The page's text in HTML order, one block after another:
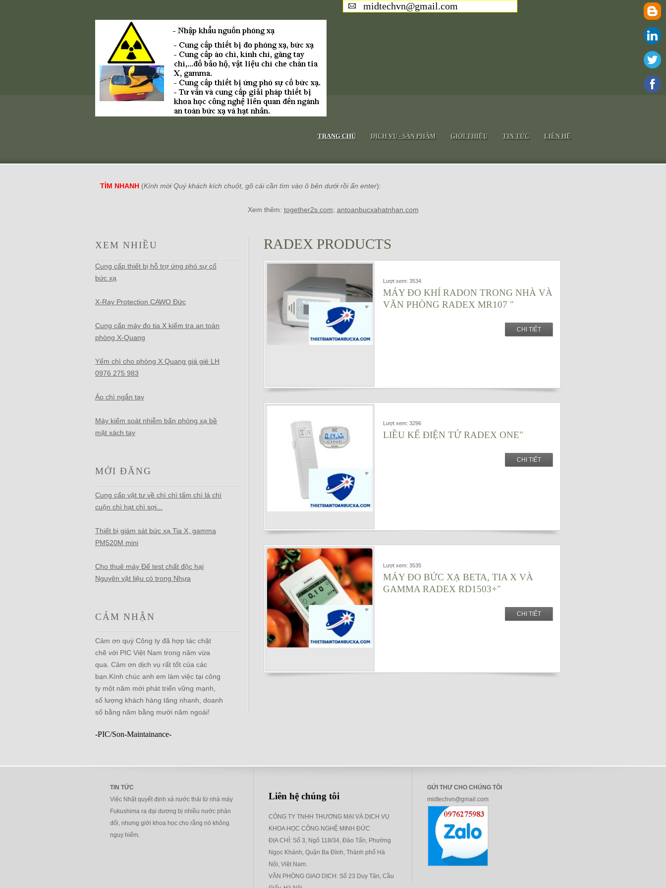
midtechvn@gmail.com
TRANG CHỦ DỊCH VỤ - SẢN PHẨM GIỚI THIỆU TIN TỨC LIÊN HỆ
TÌM NHANH (Kính mời Quý khách kích chuột, gõ cái cần tìm vào ô bên dưới rồi ấn enter):
Xem thêm: together2s.com; antoanbucxahatnhan.com
XEM NHIỀU
Cung cấp thiết bị hỗ trợ ứng phó sự cố
bức xạ
X-Ray Protection CAWO Đức
Cung cấp máy đo tia X kiểm tra an toàn
phòng X-Quang
Yếm chì cho phòng X Quang giá giẻ LH
0976 275 983
Áo chì ngắn tay
Máy kiểm soát nhiễm bẩn phóng xạ bề
mặt xách tay
MỚI ĐĂNG
Cung cấp vật tư về chì chì tấm chì lá chì
cuộn chì hạt chì sợi...
Thiết bị giám sát bức xạ Tia X, gamma
PM520M mini
Cho thuê máy Để test chất độc hại
Nguyên vật liệu có trong Nhựa
CẢM NHẬN
Cảm ơn quý Công ty đã hợp tác chặt
chẽ với PIC Việt Nam trong năm vừa
qua. Cảm ơn dịch vụ rất tốt của các
bạn.Kính chúc anh em làm việc tại công
ty một năm mới phát triển vững mạnh,
số lượng khách hàng tăng nhanh, doanh
số bằng năm bằng mười năm ngoái!
-PIC/Son-Maintainance-
RADEX PRODUCTS
Lượt xem: 3534
MÁY ĐO KHÍ RADON TRONG NHÀ VÀ
VĂN PHÒNG RADEX MR107 "
CHI TIẾT
Lượt xem: 3296
LIỀU KẾ ĐIỆN TỬ RADEX ONE"
CHI TIẾT
Lượt xem: 3535
MÁY ĐO BỨC XẠ BETA, TIA X VÀ
GAMMA RADEX RD1503+"
CHI TIẾT
TIN TỨC
Việc Nhật quyết định xả nước thải từ nhà máy
Fukushima ra đại dương bị nhiều nước phản
đối, nhưng giới khoa học cho rằng nó không
nguy hiểm.
Liên hệ chúng tôi
CÔNG TY TNHH THƯƠNG MẠI VÀ DỊCH VỤ
KHOA HỌC CÔNG NGHỆ MINH ĐỨC
ĐỊA CHỈ: Số 3, Ngõ 118/34, Đào Tấn, Phường
Ngọc Khánh, Quận Ba Đình, Thành phố Hà
Nội, Việt Nam.
VĂN PHÒNG GIAO DỊCH: Số 23 Duy Tân, Cầu
GỬI THƯ CHO CHÚNG TÔI
midtechvn@gmail.com